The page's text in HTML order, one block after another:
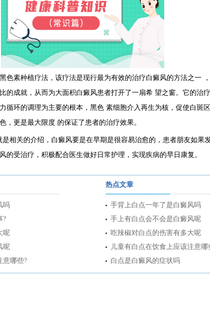
色素种植疗法，该疗法是现行最为有效的治疗白癜风的方法之一
的成就，从而为大面积白癜风患者打开了一扇希 望之窗。它的治
循环的调理为主要的根本，黑色 素细胞介入再生为核，促使白斑
，更是最大限度 的保证了患者的治疗效果。
是相关的介绍，白癜风要是在早期是很容易治愈的，患者朋友如果
的受治疗，积极配合医生做好日常护理，实现疾病的早日康复。
吗
?
呢
呢
意哪些?
热点文章
手背上白点一年了是白癜风吗
手上有白点会不会是白癜风呢
吃辣椒对白点的伤害有多大呢
儿童有白点在饮食上应该注意哪
白点是白癜风的症状吗